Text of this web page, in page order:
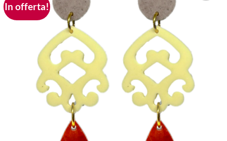
In offerta!